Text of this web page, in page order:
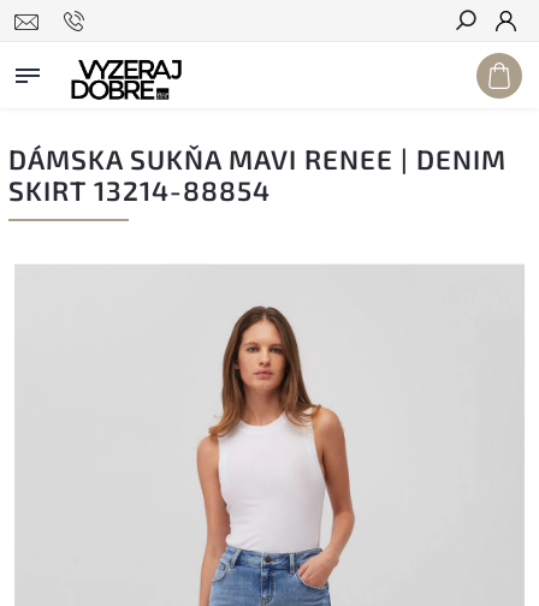
Hľadať
DÁMSKA SUKŇA MAVI RENEE | DENIM
SKIRT 13214-88854